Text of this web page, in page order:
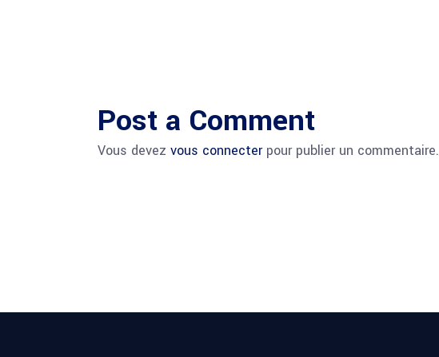
Post a Comment
Vous devez vous connecterpour publier un commentaire.